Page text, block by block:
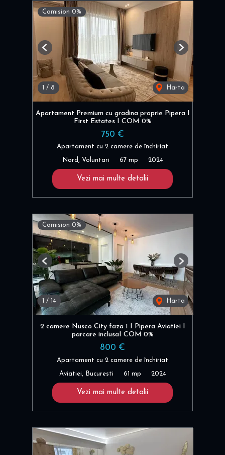
Comision 0%
1 / 8 Harta
Previous Next
Apartament Premium cu gradina proprie Pipera I
First Estates I COM 0%
750 €
Apartament cu 2 camere de închiriat
Nord, Voluntari 67 mp 2024
Vezi mai multe detalii
Comision 0%
/ 14 Harta
Previous Next
2 camere Nusco City faza 1 I Pipera Aviatiei I
parcare inclusaI COM 0%
800 €
Apartament cu 2 camere de închiriat
Aviatiei, Bucuresti 61 mp 2024
Vezi mai multe detalii